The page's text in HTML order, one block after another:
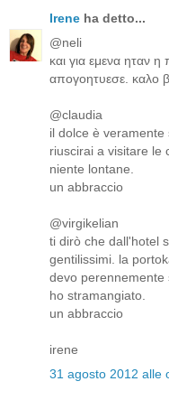
Irene ha detto...
@neli
και για εμενα ηταν
απογοητυεσε. καλο
@claudia
il dolce è
riuscirai a visitare le
niente lontane.
un abbraccio
@virgikelian
ti dirò che dall'hotel
gentilissimi. la
devo
ho stramangiato.
un abbraccio
irene
31 agosto 2012 alle